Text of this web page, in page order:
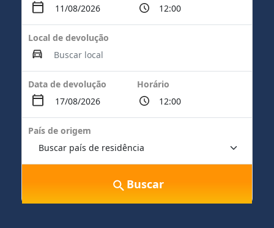
Local de devolução
Data de devolução Horário
País de origem
Buscar